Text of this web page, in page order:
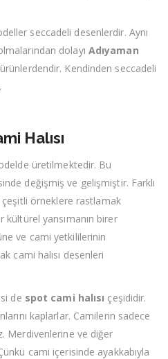
seccadeli desenlerdir. Aynı
dolayı Adıyaman
Kendinden seccadeli
Halısı
üretilmektedir. Bu
değişmiş ve gelişmiştir. Farklı
örneklere rastlamak
kültürel yansımanın birer
ve cami yetkililerinin
cami halısı desenleri
de spot cami halısı çeşididir.
kaplarlar. Camilerin sadece
Merdivenlerine ve diğer
cami içerisinde ayakkabıyla